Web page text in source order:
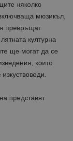
няколко
мюзикъл,
превръщат
културна
ще могат да се
които
представят